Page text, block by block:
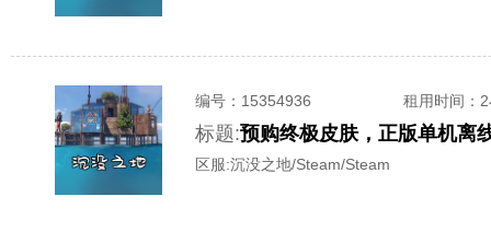
编号： 15354936 租用时间 ：
标题:预购终极皮肤，正版单机离
区服:沉没之地/Steam/Steam